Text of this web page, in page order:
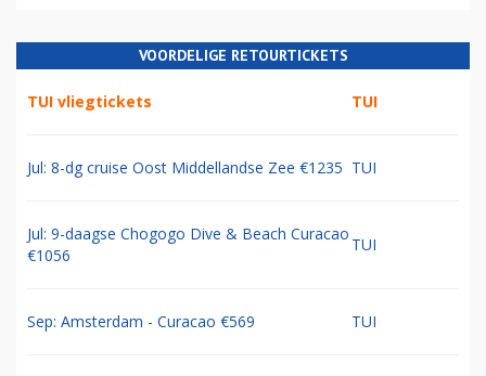
VOORDELIGE RETOURTICKETS
TUI vliegtickets TUI
Jul: 8-dg cruise Oost Middellandse Zee €1235 TUI
Jul: 9-daagse Chogogo Dive & Beach Curacao
€1056
TUI
Sep: Amsterdam - Curacao €569 TUI